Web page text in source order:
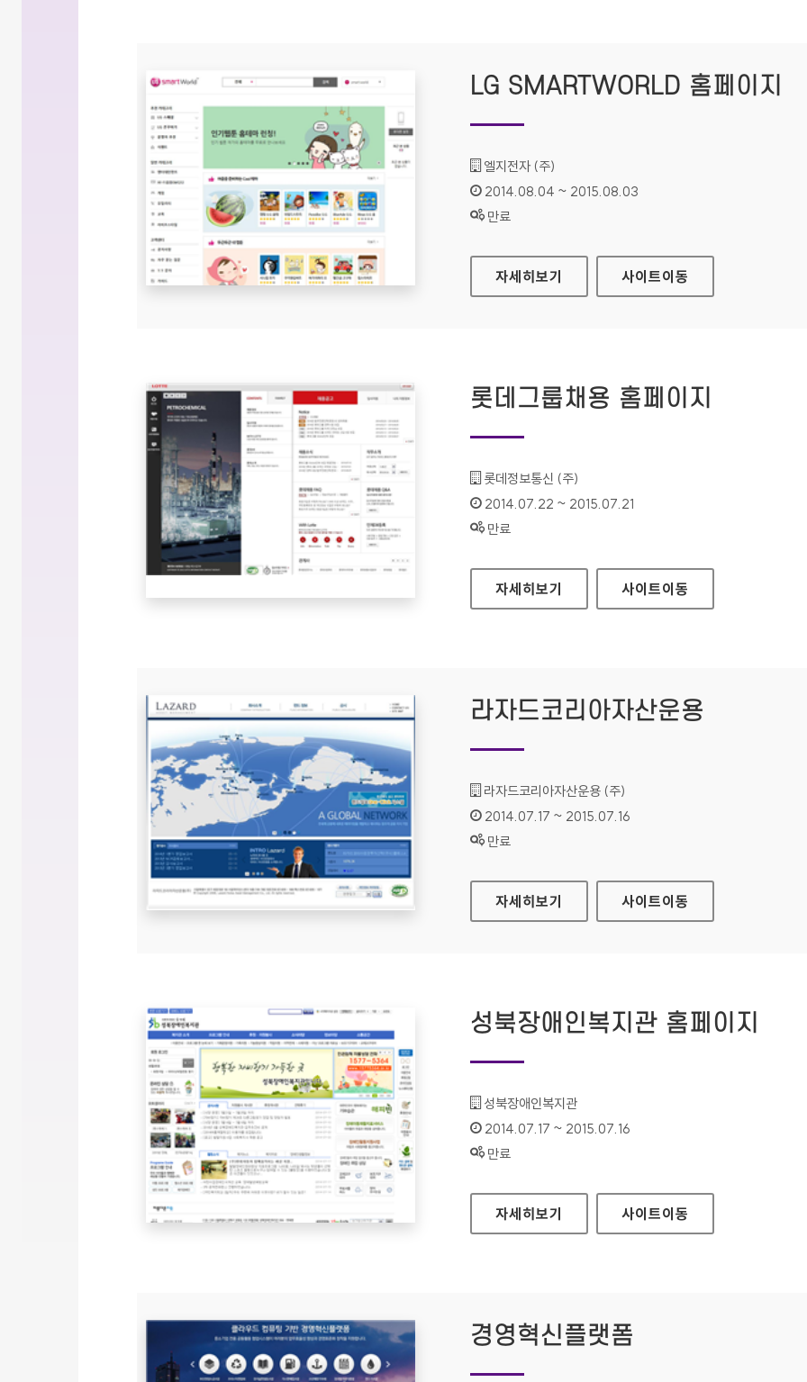
LG SMARTWORLD 홈페이지
기관명 :
엘지전자 (주)
인증기간 :
2014.08.04 ~ 2015.08.03
상태 :
만료
LG SMARTWORLD 홈페이지
자세히보기 사이트이동
롯데그룹채용 홈페이지
기관명 :
롯데정보통신 (주)
인증기간 :
2014.07.22 ~ 2015.07.21
상태 :
만료
롯데그룹채용 홈페이지
자세히보기 사이트이동
라자드코리아자산운용
기관명 :
라자드코리아자산운용 (주)
인증기간 :
2014.07.17 ~ 2015.07.16
상태 :
만료
라자드코리아자산운용
자세히보기 사이트이동
성북장애인복지관 홈페이지
기관명 :
성북장애인복지관
인증기간 :
2014.07.17 ~ 2015.07.16
상태 :
만료
성북장애인복지관 홈페이지
자세히보기 사이트이동
경영혁신플랫폼